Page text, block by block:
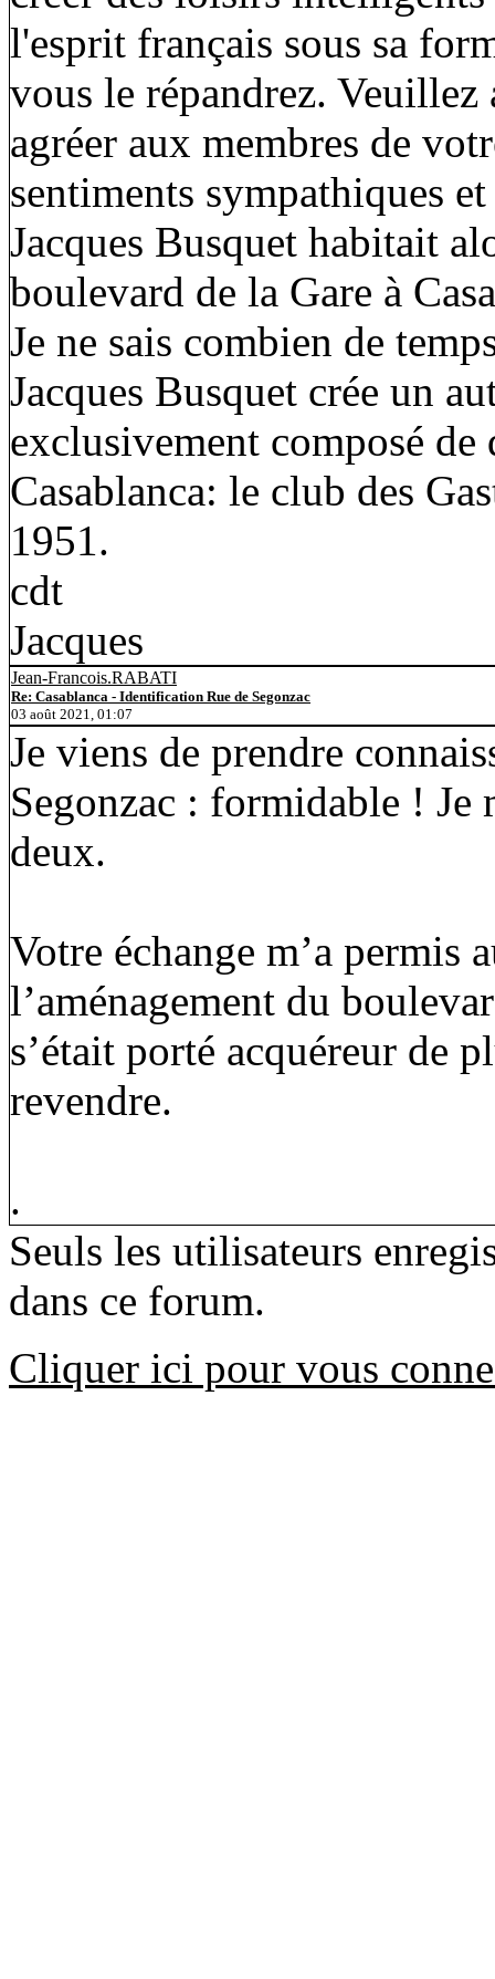
l'esprit français sous sa
vous le répandrez.
agréer aux membres de
sentiments sympathiques
Jacques Busquet habitait
boulevard de la Gare à
Je ne sais combien de
Jacques Busquet crée un
exclusivement composé de
Casablanca: le club des
1951.
cdt
Jacques
Jean-Francois.RABATI
Re: Casablanca - Identification Rue de Segonzac
03 août 2021, 01:07
Je viens de prendre
Segonzac : formidable ! Je
deux.
Votre échange m’a permis
l’aménagement du
s’était porté acquéreur de
revendre.
.
Seuls les utilisateurs
dans ce forum.
Cliquer ici pour vous